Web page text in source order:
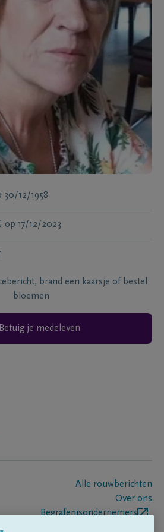
30/12/1958
op 17/12/2023
brand een kaarsje of bestel
bloemen
Betuig je medeleven
Alle rouwberichten
Over ons
Begrafenisondernemers